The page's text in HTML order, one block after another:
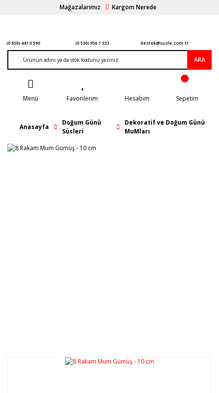
Mağazalarımız Kargom Nerede
(0 850) 441 0 590 (0 530) 956 1 333 destek@susle.com.tr
ARA
Menü Favorilerim Hesabım Sepetim
Anasayfa
Doğum Günü
Süsleri
Dekoratif ve Doğum Günü
MuMları